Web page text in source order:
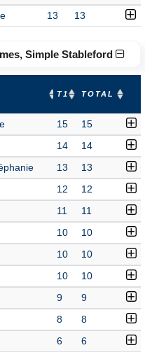
13 13
Simple Stableford
T1 TOTAL
15 15
14 14
13 13
12 12
11 11
10 10
10 10
10 10
9 9
8 8
6 6